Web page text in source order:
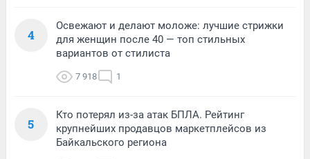
4
Освежают и делают моложе: лучшие стрижки
для женщин после 40 — топ стильных
вариантов от стилиста
7 918 1
5
Кто потерял из-за атак БПЛА. Рейтинг
крупнейших продавцов маркетплейсов из
Байкальского региона